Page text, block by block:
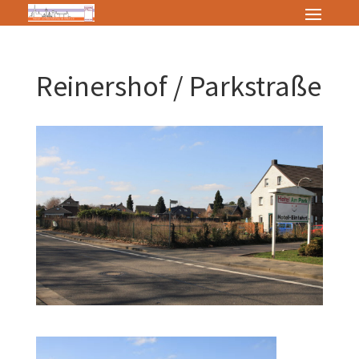
Reinershof / Parkstraße